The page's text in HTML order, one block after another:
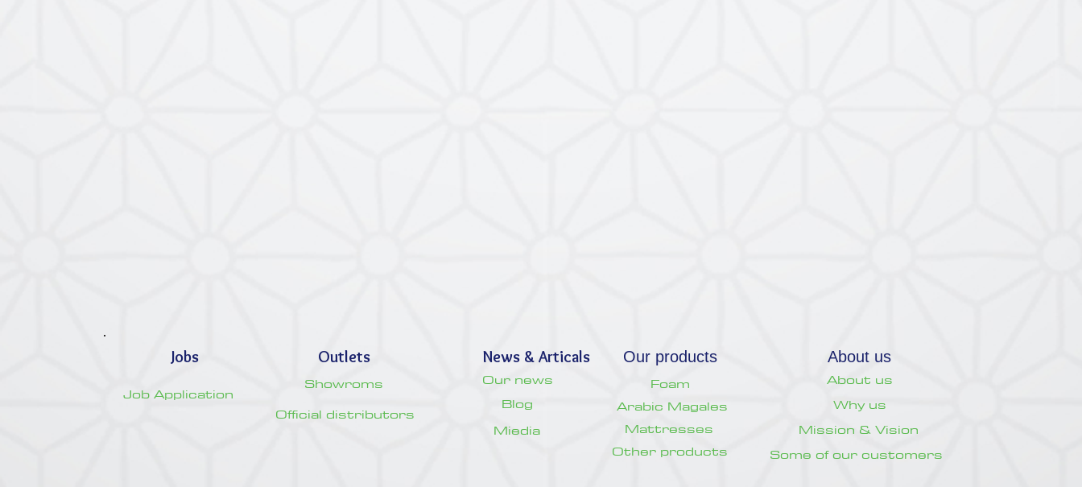
Jobs
Job Application
Outlets
Showroms
Official distributors
News & Articals
Our news
Blog
Miedia
Our products
Foam
Arabic Magales
Mattresses
Other products
About us
About us
Why us
Mission & Vision
Some of our customers